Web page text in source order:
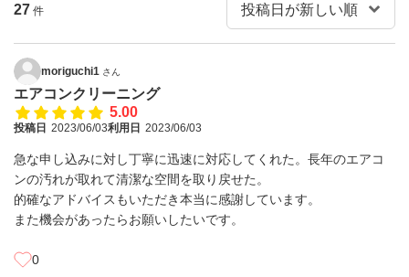
27 件
moriguchi1 さん
エアコンクリーニング
5.00
投稿日 2023/06/03利用日 2023/06/03
急な申し込みに対し丁寧に迅速に対応してくれた。長年のエアコ
ンの汚れが取れて清潔な空間を取り戻せた。
的確なアドバイスもいただき本当に感謝しています。
また機会があったらお願いしたいです。
0